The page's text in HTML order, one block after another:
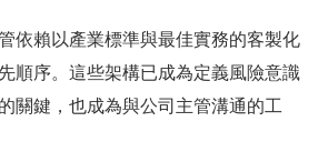
依賴以產業標準與最佳實務的客製化
順序。這些架構已成為定義風險意識
關鍵，也成為與公司主管溝通的工